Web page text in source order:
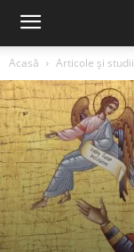
Acasă
Articole şi studii